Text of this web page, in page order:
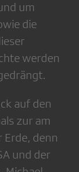
um
die
werden
auf den
zur am
denn
und der